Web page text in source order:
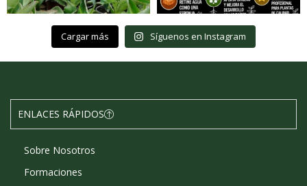
Cargar más Síguenos en Instagram
ENLACES RÁPIDOS
Sobre Nosotros
Formaciones